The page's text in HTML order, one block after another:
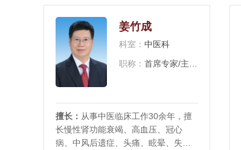
眠、焦虑、抑郁、双相情感障碍、强
迫症、活性物质所致精神障碍、精神
分裂症、老年痴呆均有丰富临床经
验。擅长青少年的
姜竹成
科室： 中医科
职称： 首席专家/主任医师
擅长： 从事中医临床工作30余年，擅
长慢性肾功能衰竭、高血压、冠心
病、中风后遗症、头痛、眩晕、失